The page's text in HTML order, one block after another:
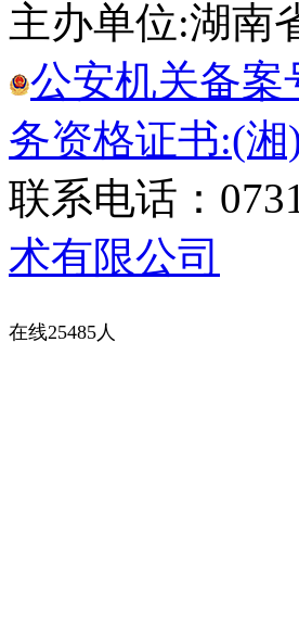
主办单位:湖南
公安机关备案
务资格证书:(湘
联系电话：
术有限公司
在线25485人